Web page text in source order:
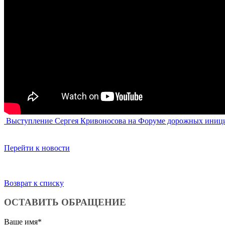
Выступление Сергея Кривоносова на Форуме дорожных
Перейти к новости
Возврат к списку
ОСТАВИТЬ ОБРАЩЕНИЕ
Ваше имя*